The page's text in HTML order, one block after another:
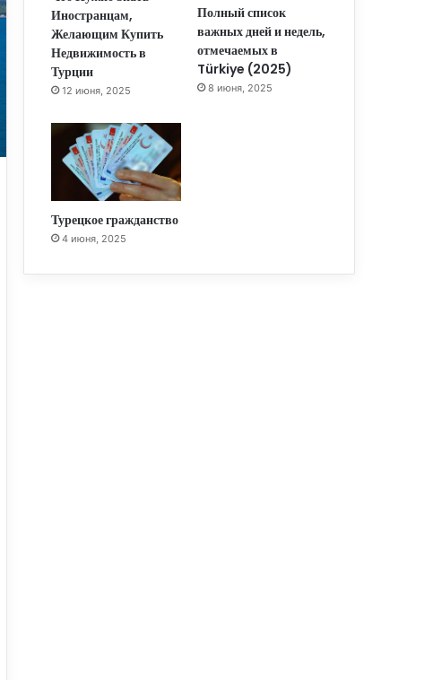
Иностранцам,
Желающим Купить
Недвижимость в
Турции
12 июня, 2025
Полный список
важных дней и недель,
отмечаемых в
Türkiye (2025)
8 июня, 2025
Турецкое гражданство
4 июня, 2025